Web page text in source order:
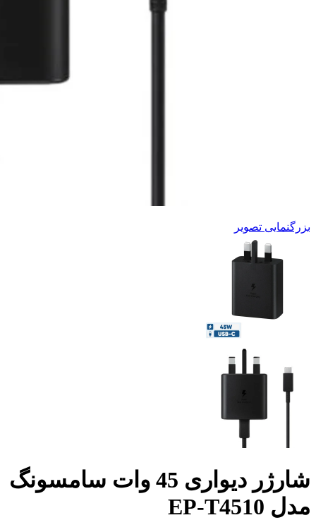
بزرگنمایی تصویر
شارژر دیواری 45 وات سامسونگ
مدل EP-T4510